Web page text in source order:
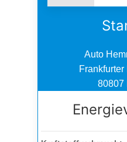
Auto
80807